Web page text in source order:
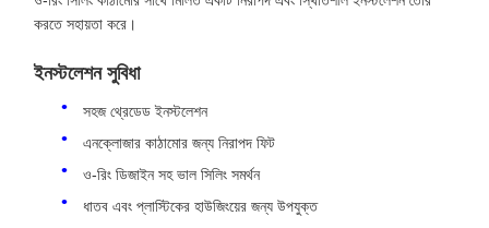
করতে সহায়তা করে।
ইনস্টলেশন সুবিধা
সহজ থ্রেডেড ইনস্টলেশন
এনক্লোজার কাঠামোর জন্য নিরাপদ ফিট
ও-রিং ডিজাইন সহ ভাল সিলিং সমর্থন
ধাতব এবং প্লাস্টিকের হাউজিংয়ের জন্য উপযুক্ত